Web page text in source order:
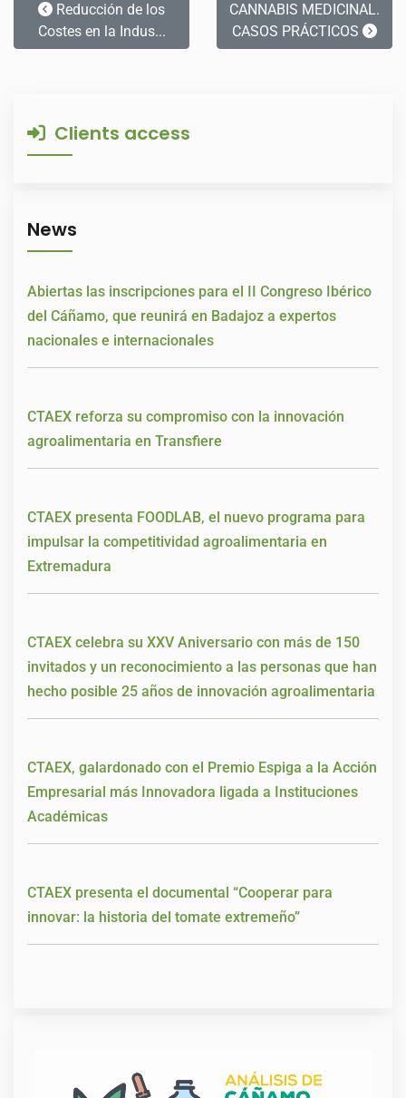
Reducción de los
Costes en la Indus...
CANNABIS MEDICINAL.
CASOS PRÁCTICOS
Clients access
News
Abiertas las inscripciones para el II Congreso Ibérico
del Cáñamo, que reunirá en Badajoz a expertos
nacionales e internacionales
CTAEX reforza su compromiso con la innovación
agroalimentaria en Transfiere
CTAEX presenta FOODLAB, el nuevo programa para
impulsar la competitividad agroalimentaria en
Extremadura
CTAEX celebra su XXV Aniversario con más de 150
invitados y un reconocimiento a las personas que han
hecho posible 25 años de innovación agroalimentaria
CTAEX, galardonado con el Premio Espiga a la Acción
Empresarial más Innovadora ligada a Instituciones
Académicas
CTAEX presenta el documental “Cooperar para
innovar: la historia del tomate extremeño”